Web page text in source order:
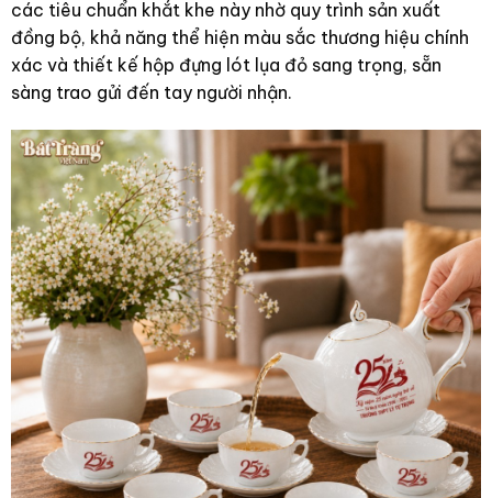
các tiêu chuẩn khắt khe này nhờ quy trình sản xuất
đồng bộ, khả năng thể hiện màu sắc thương hiệu chính
xác và thiết kế hộp đựng lót lụa đỏ sang trọng, sẵn
sàng trao gửi đến tay người nhận.